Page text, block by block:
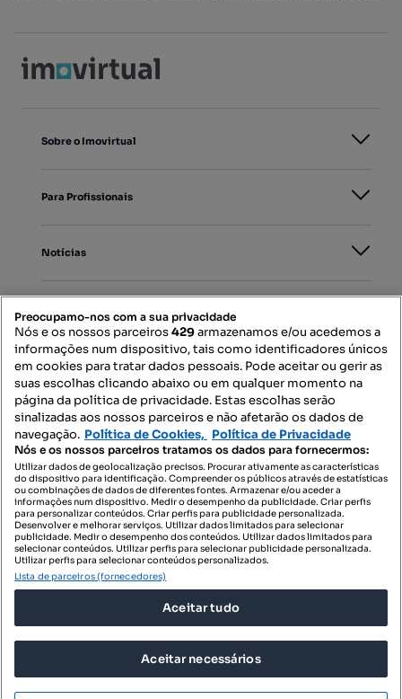
Sobre o Imovirtual
Para Profissionais
Notícias
Mapa do Site
Contacte-nos
SIGA-NOS:
DESCARREGAR NA:
© 2026 Imovirtual.com, OLX Portugal, S.A.
TERMOS DE UTILIZAÇÃO
Preocupamo-nos com a sua privacidade
Nós e os nossos parceiros429armazenamos e/ou acedemos a
informações num dispositivo, tais como identificadores únicos
em cookies para tratar dados pessoais. Pode aceitar ou gerir as
suas escolhas clicando abaixo ou em qualquer momento na
página da política de privacidade. Estas escolhas serão
sinalizadas aos nossos parceiros e não afetarão os dados de
navegação. Política de Cookies, Política de Privacidade
Nós e os nossos parceiros tratamos os dados para fornecermos:
Utilizar dados de geolocalização precisos. Procurar ativamente as características
do dispositivo para identificação. Compreender os públicos através de estatísticas
ou combinações de dados de diferentes fontes. Armazenar e/ou aceder a
informações num dispositivo. Medir o desempenho da publicidade. Criar perfis
para personalizar conteúdos. Criar perfis para publicidade personalizada.
Desenvolver e melhorar serviços. Utilizar dados limitados para selecionar
publicidade. Medir o desempenho dos conteúdos. Utilizar dados limitados para
selecionar conteúdos. Utilizar perfis para selecionar publicidade personalizada.
Utilizar perfis para selecionar conteúdos personalizados.
Lista de parceiros (fornecedores)
Aceitar tudo
Aceitar necessários